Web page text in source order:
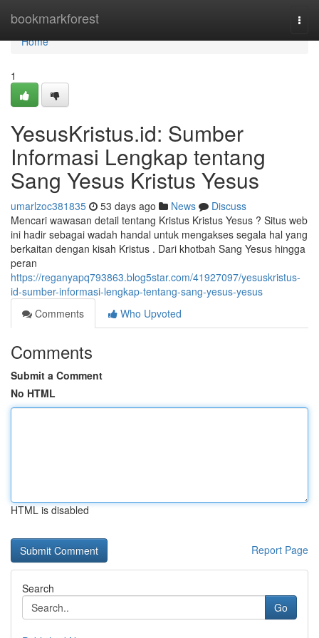
bookmarkforest
Home
Home
1
YesusKristus.id: Sumber
Informasi Lengkap tentang
Sang Yesus Kristus Yesus
umarlzoc381835 53 days ago News
Discuss
Mencari wawasan detail tentang Kristus Kristus Yesus ? Situs web
ini hadir sebagai wadah handal untuk mengakses segala hal yang
berkaitan dengan kisah Kristus . Dari khotbah Sang Yesus hingga
peran
https://reganyapq793863.blog5star.com/41927097/yesuskristus-
id-sumber-informasi-lengkap-tentang-sang-yesus-yesus
Comments
Who Upvoted
Comments
Submit a Comment
No HTML
HTML is disabled
Report Page
Search
Go